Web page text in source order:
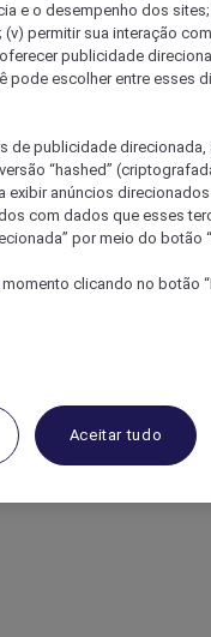
e o desempenho dos
permitir sua interação
publicidade
pode escolher entre esses
de publicidade direcionada,
“hashed”
exibir anúncios
com dados que esses
por meio do botão
clicando no botão
Aceitar tudo